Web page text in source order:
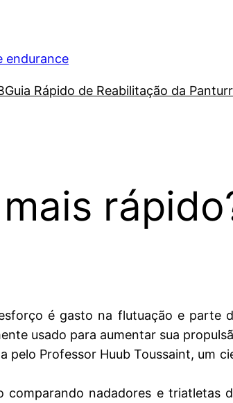
endurance
Guia Rápido de Reabilitação da
é gasto na flutuação e
usado para aumentar sua
pelo Professor Huub Toussaint, um
comparando nadadores e